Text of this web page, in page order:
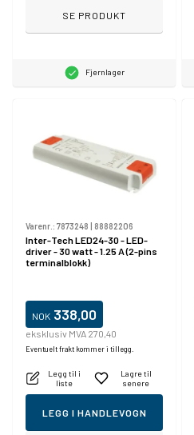
SE PRODUKT
Fjernlager
Varenr.: 7873248 | 88882206
Inter-Tech LED24-30 - LED-
driver - 30 watt - 1.25 A (2-pins
terminalblokk)
NOK 338,00
eksklusiv MVA 270,40
Eventuelt frakt kommer i tillegg.
Legg til i
liste
Lagre til
senere
LEGG I HANDLEVOGN